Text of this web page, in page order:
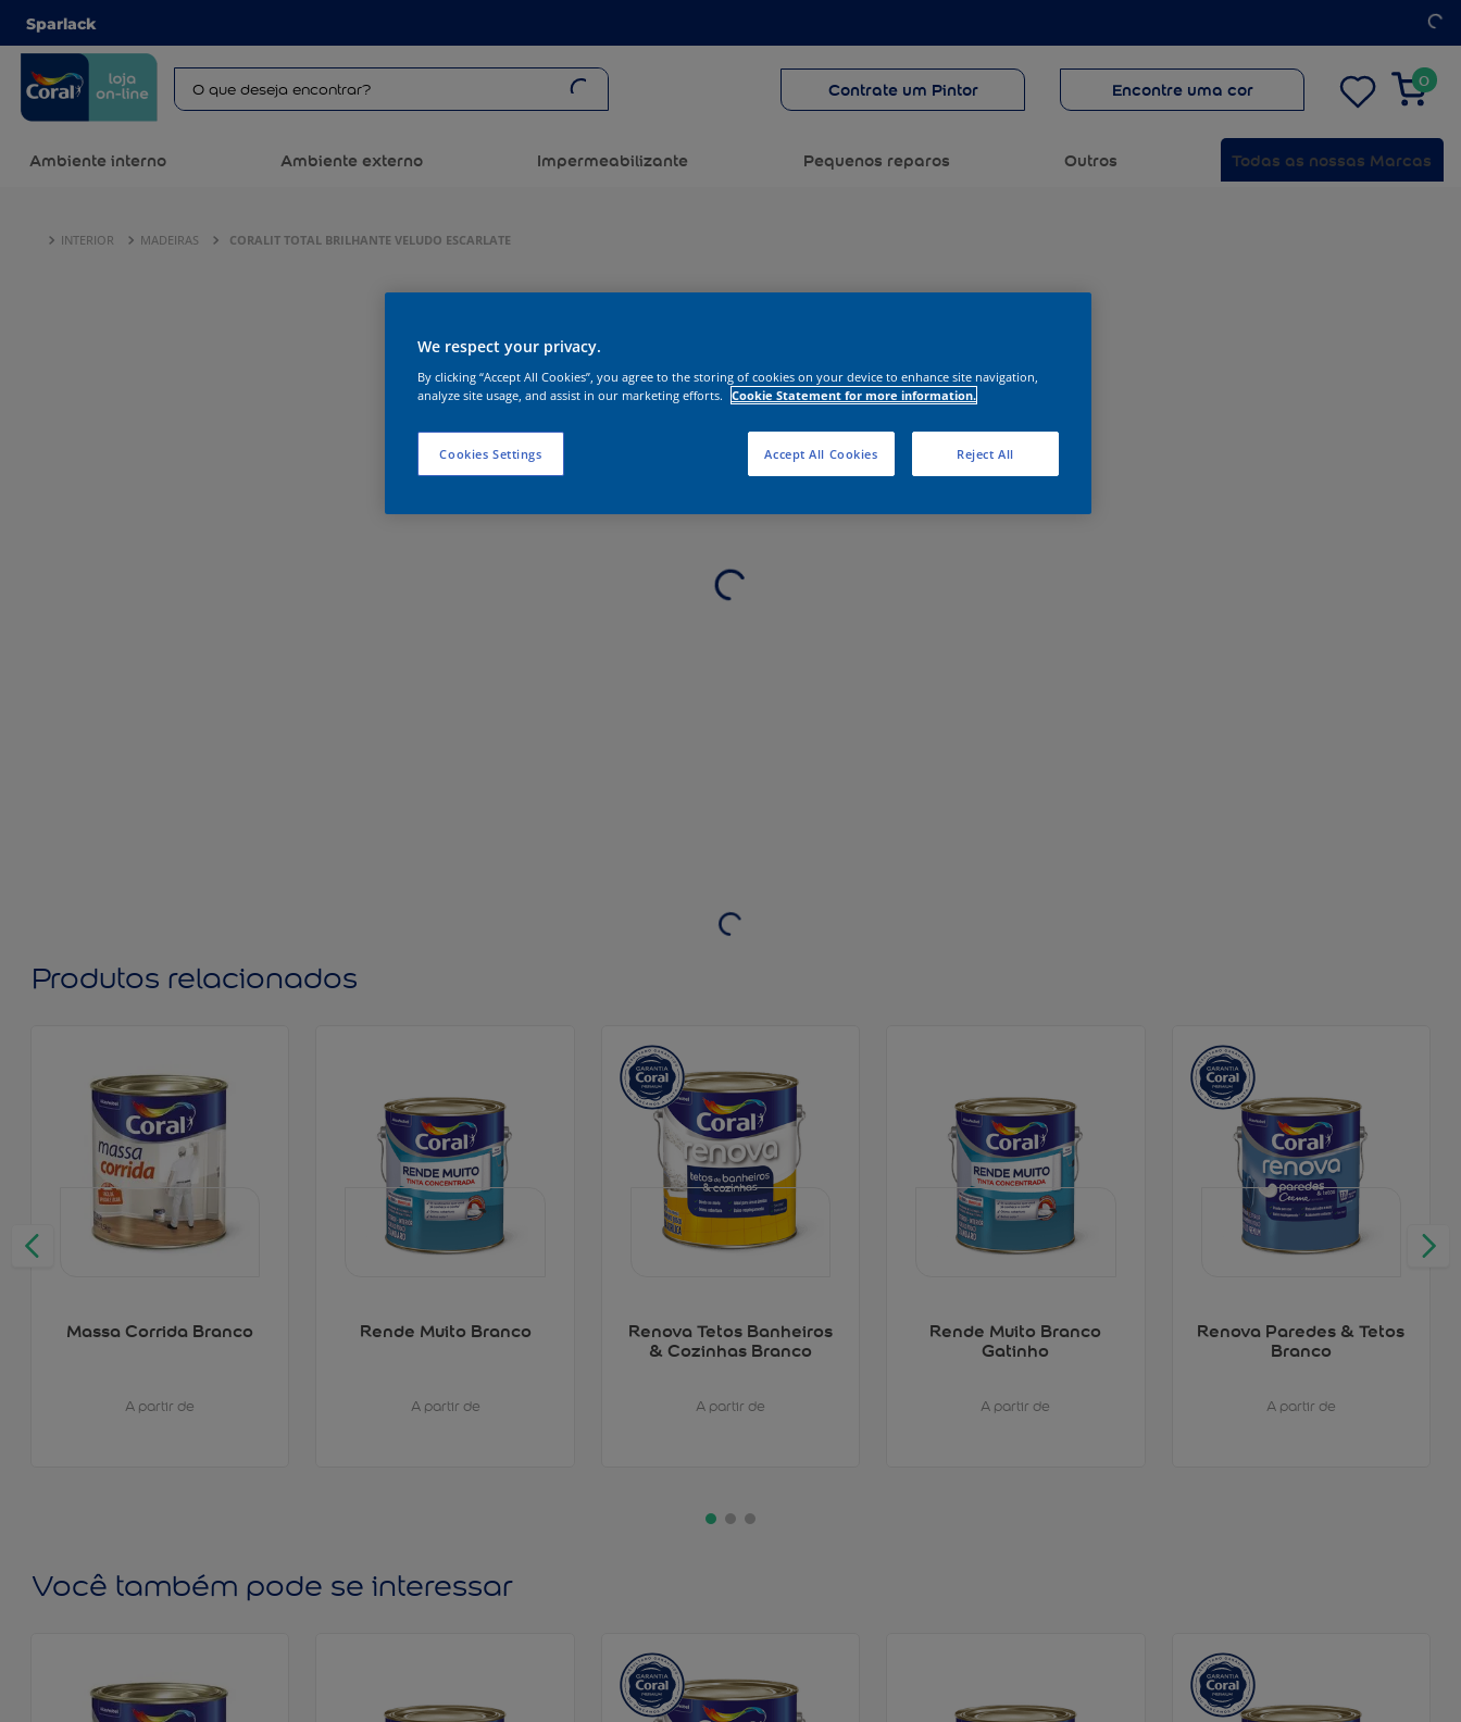
Sparlack
Contrate um Pintor Encontre uma cor 0
Ambiente interno Ambiente externo Impermeabilizante Pequenos reparos Outros Todas as nossas Marcas
INTERIOR MADEIRAS CORALIT TOTAL BRILHANTE VELUDO ESCARLATE
Produtos relacionados
Massa Corrida Branco
A partir de
Rende Muito Branco
A partir de
Renova Tetos Banheiros
& Cozinhas Branco
A partir de
Rende Muito Branco
Gatinho
A partir de
Renova Paredes & Tetos
Branco
A partir de
Você também pode se interessar
We respect your privacy.
By clicking “Accept All Cookies”, you agree to the storing of cookies on your device to enhance site navigation,
analyze site usage, and assist in our marketing efforts. Cookie Statement for more information.
Cookies Settings Reject All
Accept All Cookies